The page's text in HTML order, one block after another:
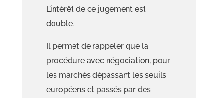
L’intérêt de ce jugement est
double.
Il permet de rappeler que la
procédure avec négociation, pour
les marchés dépassant les seuils
européens et passés par des